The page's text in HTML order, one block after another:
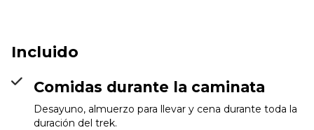
Incluido
Comidas durante la caminata
Desayuno, almuerzo para llevar y cena durante toda la
duración del trek.